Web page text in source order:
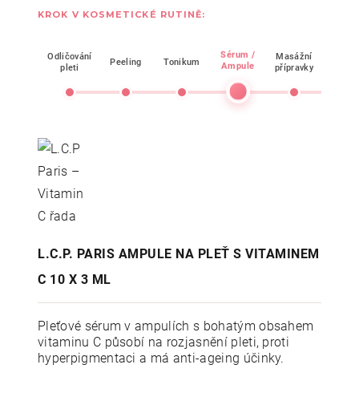
KROK V KOSMETICKÉ RUTINĚ:
Odličování
pleti
Peeling Tonikum
Sérum /
Ampule
Masážní
přípravky
L.C.P. PARIS AMPULE NA PLEŤ S VITAMINEM
C 10 X 3 ML
Pleťové sérum v ampulích s bohatým obsahem
vitaminu C působí na rozjasnění pleti, proti
hyperpigmentaci a má anti-ageing účinky.